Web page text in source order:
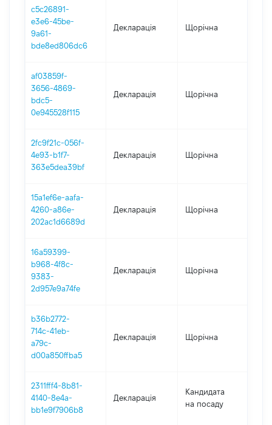
c5c26891-
e3e6-45be-
9a61-
bde8ed806dc6
Декларація Щорічна
af03859f-
3656-4869-
bdc5-
0e945528f115
Декларація Щорічна
2fc9f21c-056f-
4e93-b1f7-
363e5dea39bf
Декларація Щорічна
15a1ef6e-aafa-
4260-a86e-
202ac1d6689d
Декларація Щорічна
16a59399-
b968-4f8c-
9383-
2d957e9a74fe
Декларація Щорічна
b36b2772-
714c-41eb-
a79c-
d00a850ffba5
Декларація Щорічна
2311fff4-8b81-
4140-8e4a-
bb1e9f7906b8
Декларація
Кандидата
на посаду